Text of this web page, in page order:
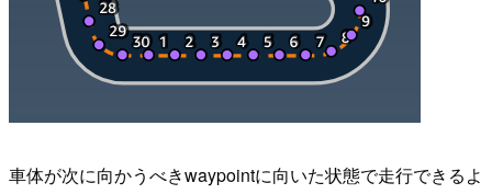
車体が次に向かうべきwaypointに向いた状態で走行できるよ